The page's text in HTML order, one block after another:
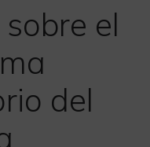
el
del